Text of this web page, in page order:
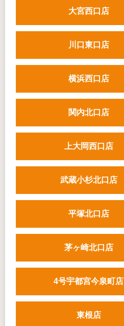
大宮西口店
川口東口店
横浜西口店
関内北口店
上大岡西口店
武蔵小杉北口店
平塚北口店
茅ヶ崎北口店
4号宇都宮今泉町店
東根店